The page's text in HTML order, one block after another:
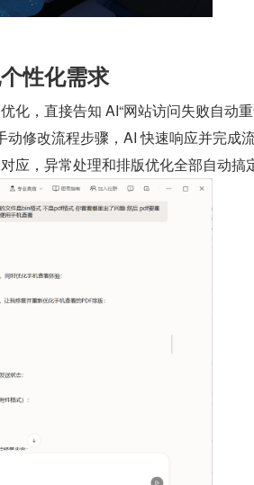
性化需求
化，直接告知 AI“网站访问失败自动
动修改流程步骤，AI 快速响应并完成
应，异常处理和排版优化全部自动搞